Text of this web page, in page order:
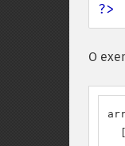
?>
O